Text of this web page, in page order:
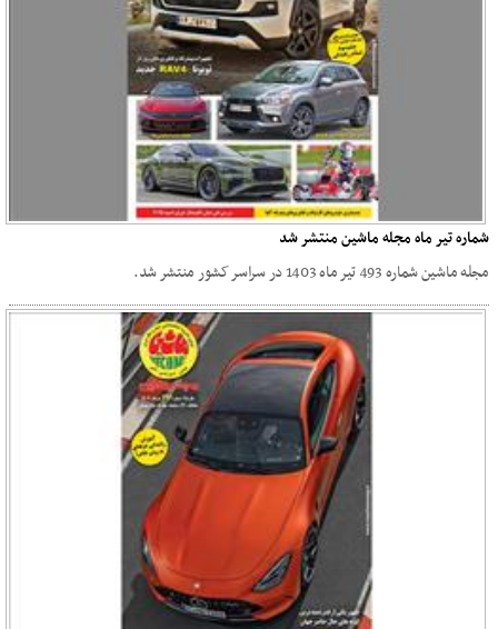
شماره تیر ماه مجله ماشین منتشر شد
مجله ماشین شماره 493 تیر ماه 1403 در سراسر کشور منتشر شد.